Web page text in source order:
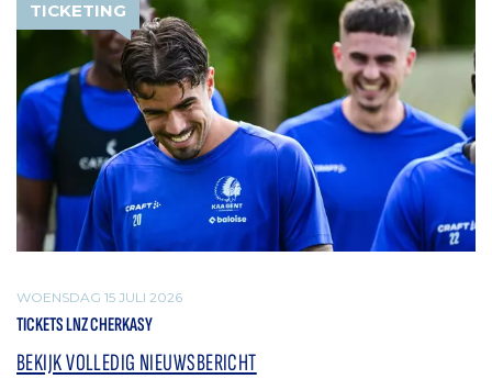
TICKETING
WOENSDAG 15 JULI 2026
TICKETS LNZ CHERKASY
BEKIJK VOLLEDIG NIEUWSBERICHT